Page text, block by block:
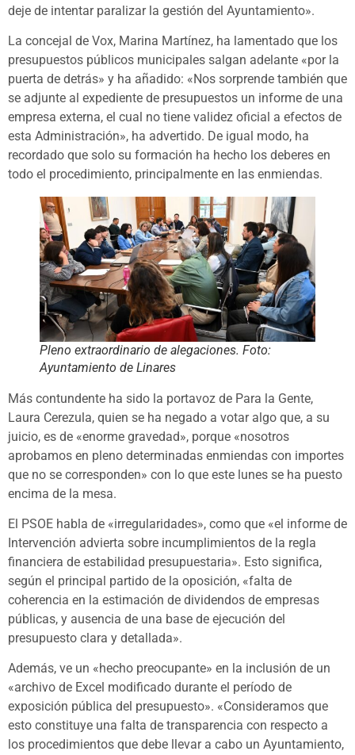
deje de intentar paralizar la gestión del Ayuntamiento».
La concejal de Vox, Marina Martínez, ha lamentado que los
presupuestos públicos municipales salgan adelante «por la
puerta de detrás» y ha añadido: «Nos sorprende también que
se adjunte al expediente de presupuestos un informe de una
empresa externa, el cual no tiene validez oficial a efectos de
esta Administración», ha advertido. De igual modo, ha
recordado que solo su formación ha hecho los deberes en
todo el procedimiento, principalmente en las enmiendas.
Pleno extraordinario de alegaciones. Foto:
Ayuntamiento de Linares
Más contundente ha sido la portavoz de Para la Gente,
Laura Cerezula, quien se ha negado a votar algo que, a su
juicio, es de «enorme gravedad», porque «nosotros
aprobamos en pleno determinadas enmiendas con importes
que no se corresponden» con lo que este lunes se ha puesto
encima de la mesa.
El PSOE habla de «irregularidades», como que «el informe de
Intervención advierta sobre incumplimientos de la regla
financiera de estabilidad presupuestaria». Esto significa,
según el principal partido de la oposición, «falta de
coherencia en la estimación de dividendos de empresas
públicas, y ausencia de una base de ejecución del
presupuesto clara y detallada».
Además, ve un «hecho preocupante» en la inclusión de un
«archivo de Excel modificado durante el período de
exposición pública del presupuesto». «Consideramos que
esto constituye una falta de transparencia con respecto a
los procedimientos que debe llevar a cabo un Ayuntamiento,